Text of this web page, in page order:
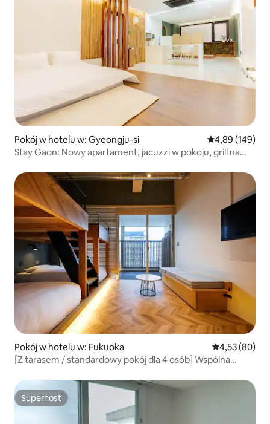
Pokój w hotelu w: Gyeongju-si Średnia
4,89 (149)
Stay Gaon: Nowy apartament, jacuzzi w pokoju, grill na
spacerem do Hwangnidan-gil
Pokój w hotelu w: Fukuoka Średnia
4,53 (80)
[Z tarasem / standardowy pokój dla 4 osób] Wspólna
Superhost
Superhost